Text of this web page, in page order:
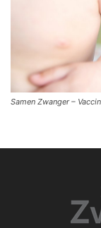
Samen Zwanger –